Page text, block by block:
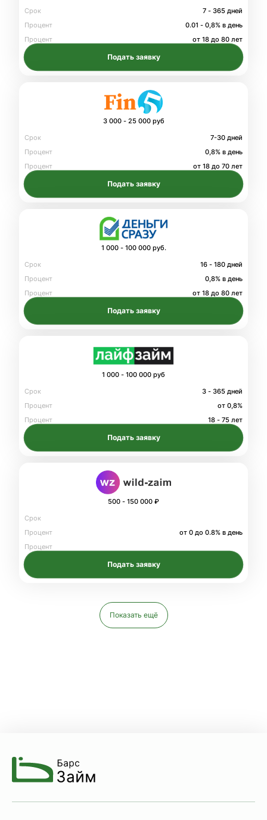
Срок
7 - 365 дней
Процент
0.01 - 0,8% в день
Процент
от 18 до 80 лет
Подать заявку
3 000 - 25 000 руб
Срок
7-30 дней
Процент
0,8% в день
Процент
от 18 до 70 лет
Подать заявку
1 000 - 100 000 руб.
Срок
16 - 180 дней
Процент
0,8% в день
Процент
от 18 до 80 лет
Подать заявку
1 000 - 100 000 руб
Срок
3 - 365 дней
Процент
от 0,8%
Процент
18 - 75 лет
Подать заявку
500 - 150 000 ₽
Срок
Процент
от 0 до 0.8% в день
Процент
Подать заявку
Показать ещё